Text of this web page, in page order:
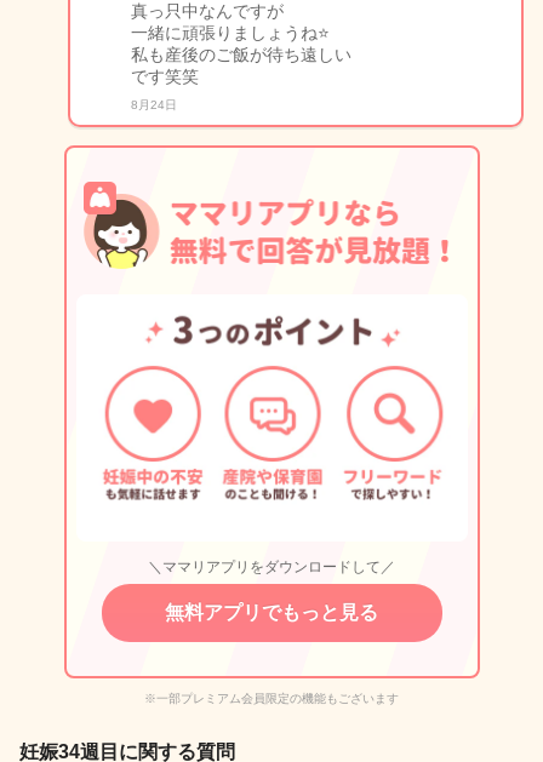
真っ只中なんですが
一緒に頑張りましょうね⭐️
私も産後のご飯が待ち遠しい
です笑笑
8月24日
＼ママリアプリをダウンロードして／
無料アプリでもっと見る
※一部プレミアム会員限定の機能もございます
妊娠34週目に関する質問